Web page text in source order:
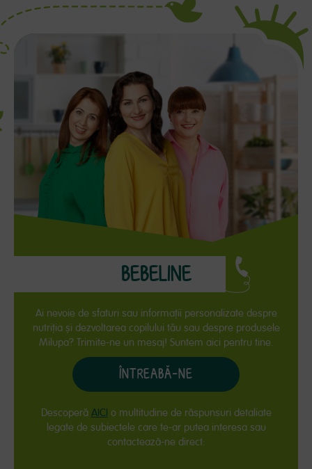
BEBELINE
Ai nevoie de sfaturi sau informaţii personalizate despre
nutriţia și dezvoltarea copilului tău sau despre produsele
Milupa? Trimite-ne un mesaj! Suntem aici pentru tine.
ÎNTREABĂ-NE
Descoperă AICI o multitudine de răspunsuri detaliate
legate de subiectele care te-ar putea interesa sau
contactează-ne direct: